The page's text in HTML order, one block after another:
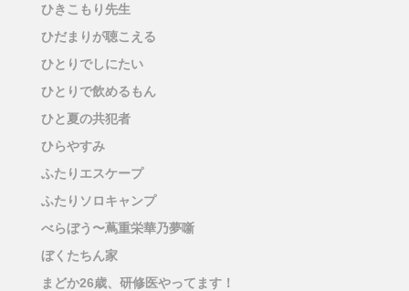
ひきこもり先生
ひだまりが聴こえる
ひとりでしにたい
ひとりで飲めるもん
ひと夏の共犯者
ひらやすみ
ふたりエスケープ
ふたりソロキャンプ
べらぼう〜蔦重栄華乃夢噺
ぼくたちん家
まどか26歳、研修医やってます！